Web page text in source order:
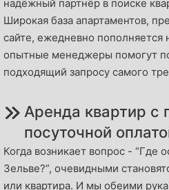
надёжный партнёр в поиске
Широкая база апартаментов,
сайте, ежедневно
опытные менеджеры помогут
подходящий запросу самого
Аренда квартир с
посуточной
Когда возникает вопрос - “Где
Зельве?”, очевидными
или квартира. И мы обеими